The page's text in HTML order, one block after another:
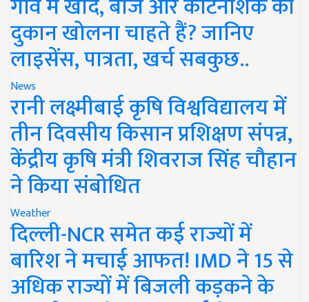
दुकान खोलना चाहते हैं? जानिए
लाइसेंस, पात्रता, खर्च सबकुछ..
News
रानी लक्ष्मीबाई कृषि विश्वविद्यालय में
तीन दिवसीय किसान प्रशिक्षण संपन्न,
केंद्रीय कृषि मंत्री शिवराज सिंह चौहान
ने किया संबोधित
Weather
दिल्ली-NCR समेत कई राज्यों में
बारिश ने मचाई आफत! IMD ने 15 से
अधिक राज्यों में बिजली कड़कने के